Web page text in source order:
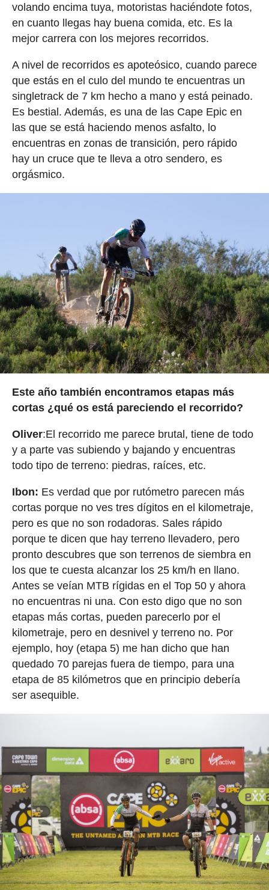
volando encima tuya, motoristas haciéndote fotos,
en cuanto llegas hay buena comida, etc. Es la
mejor carrera con los mejores recorridos.
A nivel de recorridos es apoteósico, cuando parece
que estás en el culo del mundo te encuentras un
singletrack de 7 km hecho a mano y está peinado.
Es bestial. Además, es una de las Cape Epic en
las que se está haciendo menos asfalto, lo
encuentras en zonas de transición, pero rápido
hay un cruce que te lleva a otro sendero, es
orgásmico.
Este año también encontramos etapas más
cortas ¿qué os está pareciendo el recorrido?
Oliver:El recorrido me parece brutal, tiene de todo
y a parte vas subiendo y bajando y encuentras
todo tipo de terreno: piedras, raíces, etc.
Ibon: Es verdad que por rutómetro parecen más
cortas porque no ves tres dígitos en el kilometraje,
pero es que no son rodadoras. Sales rápido
porque te dicen que hay terreno llevadero, pero
pronto descubres que son terrenos de siembra en
los que te cuesta alcanzar los 25 km/h en llano.
Antes se veían MTB rígidas en el Top 50 y ahora
no encuentras ni una. Con esto digo que no son
etapas más cortas, pueden parecerlo por el
kilometraje, pero en desnivel y terreno no. Por
ejemplo, hoy (etapa 5) me han dicho que han
quedado 70 parejas fuera de tiempo, para una
etapa de 85 kilómetros que en principio debería
ser asequible.